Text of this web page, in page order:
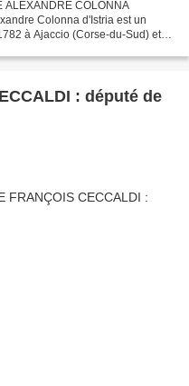
ALEXANDRE COLONNA
Colonna d'Istria est un
à Ajaccio (Corse-du-Sud) et
: député de